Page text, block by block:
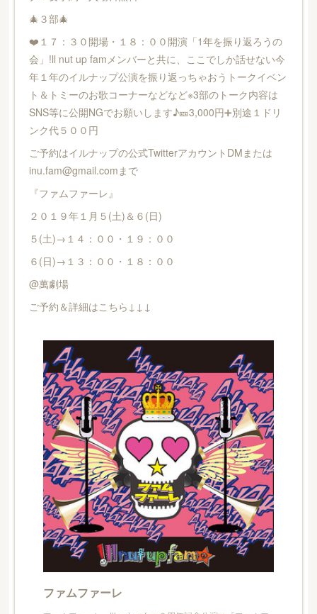
🎄３部🎄
❤️１７：３０開場・１８：００開演「1年を振り返ろうの
会」!ll nut up famメンバーと共に、ここでしか話せない今
年１年のイルナップ公演を振り返っちゃおうトークイベン
ト＆トミーのお歌コーナーなどなど※3部のトーク内容は
SNS等に公開NGでお願いします♪🎫3,000円➕別途１ドリ
ンク代５００円
ご予約はイルナップの公式TwitterアカウントDMまたは
inu.fam@gmail.comまで
『ファムファーレ』
２０１９年１月５(土)＆６(日)
５(土)→１４：００・１９：００
６(日)→１３：００・１８：００
@萬劇場
ご予約＆詳細はこちら↓↓↓
ファムファーレ